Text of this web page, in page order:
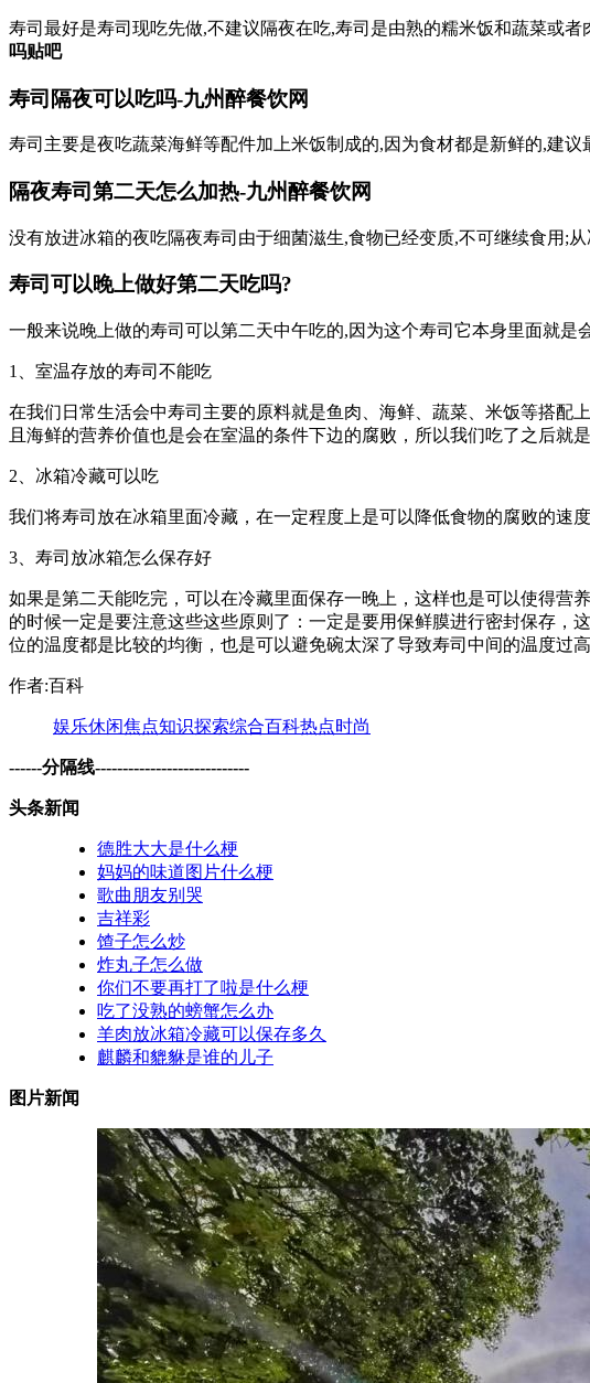
寿司最好是寿司现吃先做,不建议隔夜在吃,寿司是由熟的糯米饭和蔬菜或
吗贴吧
寿司隔夜可以吃吗-九州醉餐饮网
寿司主要是夜吃蔬菜海鲜等配件加上米饭制成的,因为食材都是新鲜的,建
隔夜寿司第二天怎么加热-九州醉餐饮网
没有放进冰箱的夜吃隔夜寿司由于细菌滋生,食物已经变质,不可继续食用;
寿司可以晚上做好第二天吃吗?
一般来说晚上做的寿司可以第二天中午吃的,因为这个寿司它本身里面就是
1、室温存放的寿司不能吃
在我们日常生活会中寿司主要的原料就是鱼肉、海鲜、蔬菜、米饭等搭
且海鲜的营养价值也是会在室温的条件下边的腐败，所以我们吃了之后就
2、冰箱冷藏可以吃
我们将寿司放在冰箱里面冷藏，在一定程度上是可以降低食物的腐败的速
3、寿司放冰箱怎么保存好
如果是第二天能吃完，可以在冷藏里面保存一晚上，这样也是可以使得营
的时候一定是要注意这些这些原则了：一定是要用保鲜膜进行密封保存，
位的温度都是比较的均衡，也是可以避免碗太深了导致寿司中间的温度过高
作者:百科
娱乐休闲焦点知识探索综合百科热点时尚
------分隔线----------------------------
头条新闻
德胜大大是什么梗
妈妈的味道图片什么梗
歌曲朋友别哭
吉祥彩
馇子怎么炒
炸丸子怎么做
你们不要再打了啦是什么梗
吃了没熟的螃蟹怎么办
羊肉放冰箱冷藏可以保存多久
麒麟和貔貅是谁的儿子
图片新闻